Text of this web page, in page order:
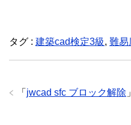
タグ : 建築cad検定3級, 難易
「 jwcad sfc ブロック解除 」